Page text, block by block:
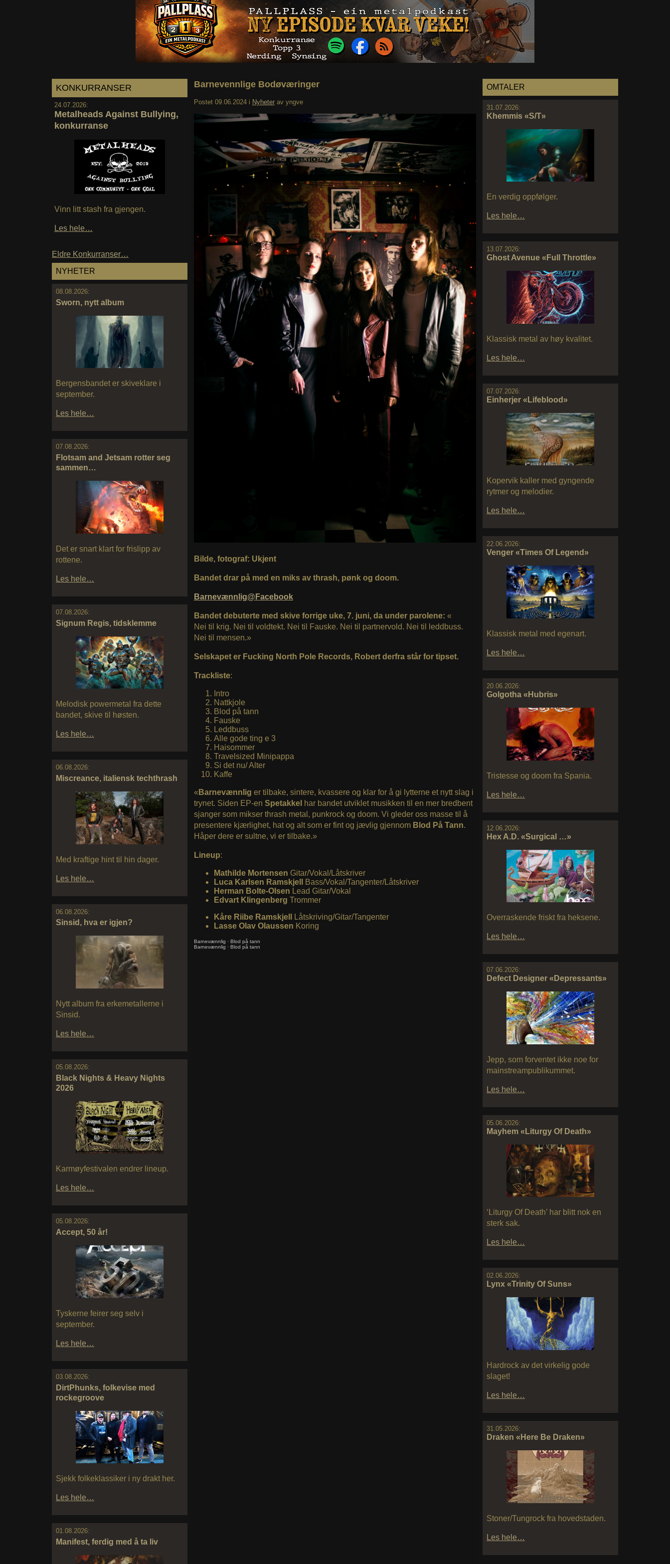
KONKURRANSER
24.07.2026:
Metalheads Against Bullying,
konkurranse
Vinn litt stash fra gjengen.
Les hele…
Eldre Konkurranser…
NYHETER
08.08.2026:
Sworn, nytt album
Bergensbandet er skiveklare i
september.
Les hele…
07.08.2026:
Flotsam and Jetsam rotter seg
sammen…
Det er snart klart for frislipp av
rottene.
Les hele…
07.08.2026:
Signum Regis, tidsklemme
Melodisk powermetal fra dette
bandet, skive til høsten.
Les hele…
06.08.2026:
Miscreance, italiensk techthrash
Med kraftige hint til hin dager.
Les hele…
06.08.2026:
Sinsid, hva er igjen?
Nytt album fra erkemetallerne i
Sinsid.
Les hele…
05.08.2026:
Black Nights & Heavy Nights
2026
Karmøyfestivalen endrer lineup.
Les hele…
05.08.2026:
Accept, 50 år!
Tyskerne feirer seg selv i
september.
Les hele…
03.08.2026:
DirtPhunks, folkevise med
rockegroove
Sjekk folkeklassiker i ny drakt her.
Les hele…
01.08.2026:
Manifest, ferdig med å ta liv
OMTALER
31.07.2026:
Khemmis «S/T»
En verdig oppfølger.
Les hele…
13.07.2026:
Ghost Avenue «Full Throttle»
Klassisk metal av høy kvalitet.
Les hele…
07.07.2026:
Einherjer «Lifeblood»
Kopervik kaller med gyngende
rytmer og melodier.
Les hele…
22.06.2026:
Venger «Times Of Legend»
Klassisk metal med egenart.
Les hele…
20.06.2026:
Golgotha «Hubris»
Tristesse og doom fra Spania.
Les hele…
12.06.2026:
Hex A.D. «Surgical …»
Overraskende friskt fra heksene.
Les hele…
07.06.2026:
Defect Designer «Depressants»
Jepp, som forventet ikke noe for
mainstreampublikummet.
Les hele…
05.06.2026:
Mayhem «Liturgy Of Death»
‘Liturgy Of Death’ har blitt nok en
sterk sak.
Les hele…
02.06.2026:
Lynx «Trinity Of Suns»
Hardrock av det virkelig gode
slaget!
Les hele…
31.05.2026:
Draken «Here Be Draken»
Stoner/Tungrock fra hovedstaden.
Les hele…
Barnevennlige Bodøværinger
Postet 09.06.2024 i Nyheter av yngve
Bilde, fotograf: Ukjent
Bandet drar på med en miks av thrash, pønk og doom.
Barnevænnlig@Facebook
Bandet debuterte med skive forrige uke, 7. juni, da under parolene: «
Nei til krig. Nei til voldtekt. Nei til Fauske. Nei til partnervold. Nei til leddbuss.
Nei til mensen.»
Selskapet er Fucking North Pole Records, Robert derfra står for tipset.
Trackliste:
Intro
Nattkjole
Blod på tann
Fauske
Leddbuss
Alle gode ting e 3
Haisommer
Travelsized Minipappa
Si det nu/ Alter
Kaffe
« Barnevænnlig er tilbake, sintere, kvassere og klar for å gi lytterne et nytt slag i
trynet. Siden EP-en Spetakkel har bandet utviklet musikken til en mer bredbent
sjanger som mikser thrash metal, punkrock og doom. Vi gleder oss masse til å
presentere kjærlighet, hat og alt som er fint og jævlig gjennom Blod På Tann.
Håper dere er sultne, vi er tilbake.»
Lineup:
Mathilde Mortensen Gitar/Vokal/Låtskriver
Luca Karlsen Ramskjell
Bass/Vokal/Tangenter/Låtskriver
Herman Bolte-Olsen Lead Gitar/Vokal
Edvart Klingenberg Trommer
Kåre Riibe Ramskjell
Låtskriving/Gitar/Tangenter
Lasse Olav Olaussen Koring
Barnevænnlig · Blod på tann
Barnevænnlig · Blod på tann